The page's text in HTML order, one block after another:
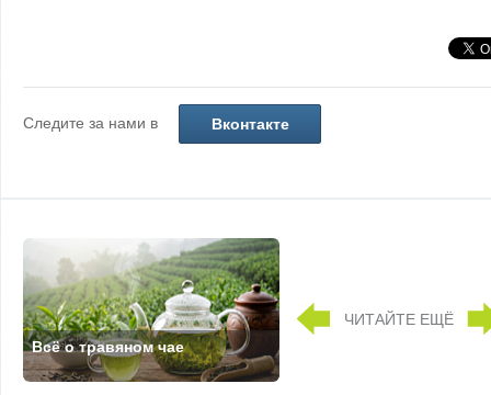
Следите за нами в Вконтакте
Всё о травяном чае
ЧИТАЙТЕ ЕЩЁ